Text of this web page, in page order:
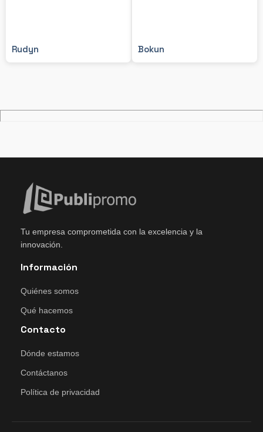
Rudyn Bokun
Tu empresa comprometida con la excelencia y la
innovación.
Información
Quiénes somos
Qué hacemos
Contacto
Dónde estamos
Contáctanos
Política de privacidad